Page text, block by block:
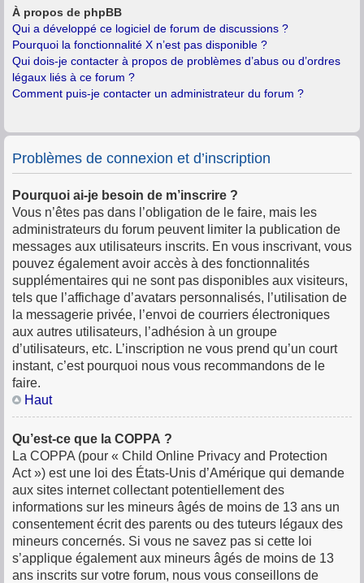
À propos de phpBB
Qui a développé ce logiciel de forum de discussions ?
Pourquoi la fonctionnalité X n’est pas disponible ?
Qui dois-je contacter à propos de problèmes d’abus ou d’ordres
légaux liés à ce forum ?
Comment puis-je contacter un administrateur du forum ?
Problèmes de connexion et d’inscription
Pourquoi ai-je besoin de m’inscrire ?
Vous n’êtes pas dans l’obligation de le faire, mais les
administrateurs du forum peuvent limiter la publication de
messages aux utilisateurs inscrits. En vous inscrivant, vous
pouvez également avoir accès à des fonctionnalités
supplémentaires qui ne sont pas disponibles aux visiteurs,
tels que l’affichage d’avatars personnalisés, l’utilisation de
la messagerie privée, l’envoi de courriers électroniques
aux autres utilisateurs, l’adhésion à un groupe
d’utilisateurs, etc. L’inscription ne vous prend qu’un court
instant, c’est pourquoi nous vous recommandons de le
faire.
Haut
Qu’est-ce que la COPPA ?
La COPPA (pour « Child Online Privacy and Protection
Act ») est une loi des États-Unis d’Amérique qui demande
aux sites internet collectant potentiellement des
informations sur les mineurs âgés de moins de 13 ans un
consentement écrit des parents ou des tuteurs légaux des
mineurs concernés. Si vous ne savez pas si cette loi
s’applique également aux mineurs âgés de moins de 13
ans inscrits sur votre forum, nous vous conseillons de